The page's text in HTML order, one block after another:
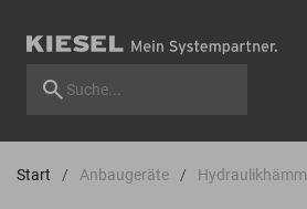
Start Anbaugeräte